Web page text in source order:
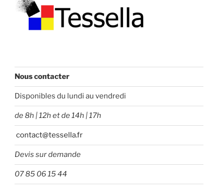
Nous contacter
Disponibles du lundi au vendredi
de 8h | 12h et de 14h | 17h
contact@tessella.fr
Devis sur demande
07 85 06 15 44